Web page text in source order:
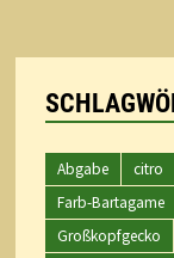
Abgabe citro
Farb-Bartagame
Großkopfgecko